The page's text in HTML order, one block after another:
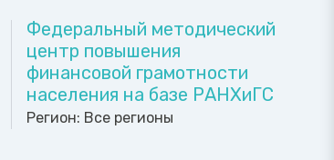
Федеральный методический
центр повышения
финансовой грамотности
населения на базе РАНХиГС
Регион: Все регионы